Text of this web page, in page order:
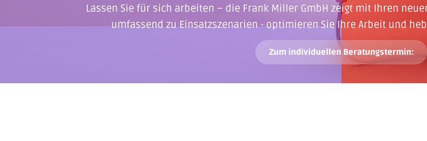
Lassen Sie für sich arbeiten – die Frank Miller GmbH zeigt mit Ihren
umfassend zu Einsatzszenarien - optimieren Sie Ihre Arbeit und
Zum individuellen Beratungstermin: